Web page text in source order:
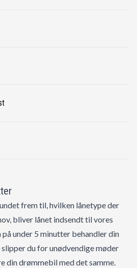
frem til, hvilken lånetype der
bliver lånet indsendt til vores
under 5 minutter behandler din
slipper du for unødvendige møder
din drømmebil med det samme.